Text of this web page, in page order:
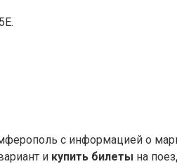
с информацией о
и купить билеты на